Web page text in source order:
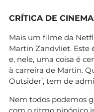
CRÍTICA DE
Mais um filme da
Martin Zandvliet. Este
e, nele, uma coisa é
à carreira de Martin.
Outsider’, tem de
Nem todos podemos